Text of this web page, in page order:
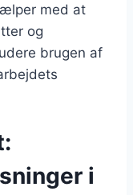
med at
og
brugen af
i